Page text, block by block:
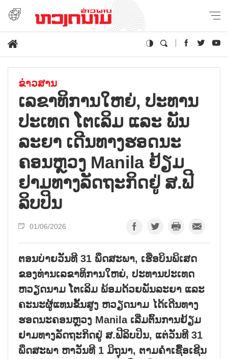
ຂ່າວສານ
ເລ​ຂາທິ​ການ​ໃຫຍ່, ປະ​ທານ​
ປະ​ເທດ ໂຕ​ເລິມ ແລະ ພັນ​
ລະ​ຍາ ເດີນ​ທາງ​ຮອດນະ​
ຄອນຫຼວງ Manila ຢ້ຽມ​
ຢາມ​ທາງ​ລັດ​ຖະ​ກິດ​ຢູ່ ສ.ຟີ​
ລິບ​ປິນ
01/06/2026
ຕອນ​ບ່າຍ​ວັນ​ທີ 31 ພຶດ​ສະ​ພາ, ເຮືອ​ບິນ​ພິ​ເສດ​
ຂອງ​ທ່ານ​ເລ​ຂາ​ທິ​ການ​ໃຫຍ່, ປະ​ທານ​ປະ​ເທດ
ຫວຽດ​ນາມ ໂຕ​ເລິມ ພ້ອມ​ດ້ວຍ​ພັນ​ລະ​ຍາ ແລະ
ຄະ​ນະ​ຜູ້​ແທນ​ຂັ້​ນ​ສູງ ຫວຽດ​ນາມ ໄດ້​ເດີນ​ທາງ​
ຮອດ​ນະ​ຄອນຫຼວງ Manila ເລີ່ມ​ຕົ້ນ​ການ​ຢ້ຽມ​
ຢາມ​ທາ​ງ​ລັດ​ຖະ​ກິດ​ຢູ່ ສ.ຟີ​ລິບ​ປິນ, ແຕ່​ວັນ​ທີ 31
ພຶດ​ສະ​ພາ ຫາ​ວັນ​ທີ 1 ມິ​ຖຸ​ນາ, ຕາມ​ຄຳ​ເຊື້ອ​ເຊີນ​